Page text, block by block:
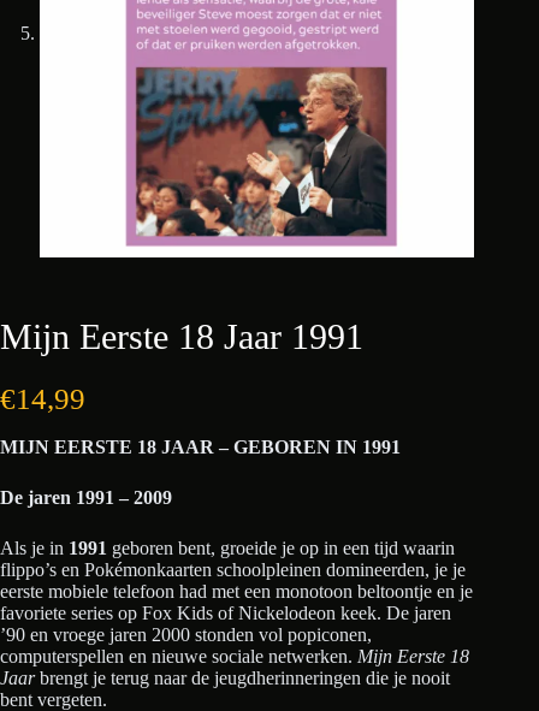
Mijn Eerste 18 Jaar 1991
€14,99
MIJN EERSTE 18 JAAR – GEBOREN IN 1991
De jaren 1991 – 2009
Als je in 1991 geboren bent, groeide je op in een tijd waarin
flippo’s en Pokémonkaarten schoolpleinen domineerden, je je
eerste mobiele telefoon had met een monotoon beltoontje en je
favoriete series op Fox Kids of Nickelodeon keek. De jaren
’90 en vroege jaren 2000 stonden vol popiconen,
computerspellen en nieuwe sociale netwerken. Mijn Eerste 18
Jaarbrengt je terug naar de jeugdherinneringen die je nooit
bent vergeten.